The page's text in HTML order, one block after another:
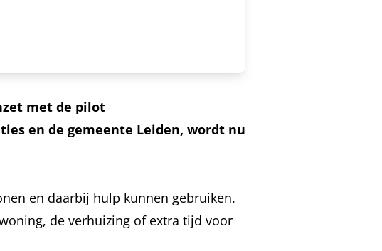
met de pilot
en de gemeente Leiden, wordt nu
en daarbij hulp kunnen gebruiken.
de verhuizing of extra tijd voor